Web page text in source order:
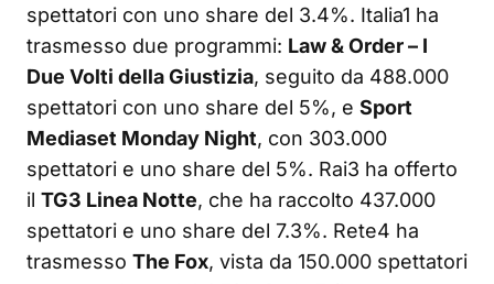
spettatori con uno share del 3.4%. Italia1 ha
trasmesso due programmi: Law & Order – I
Due Volti della Giustizia, seguito da 488.000
spettatori con uno share del 5%, e Sport
Mediaset Monday Night, con 303.000
spettatori e uno share del 5%. Rai3 ha offerto
il TG3 Linea Notte, che ha raccolto 437.000
spettatori e uno share del 7.3%. Rete4 ha
trasmesso The Fox, vista da 150.000 spettatori